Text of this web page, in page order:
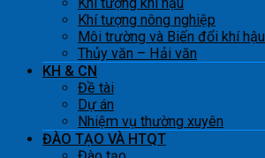
Khí tượng nông nghiệp
Môi trường và Biến đổi khí hậu
Thủy văn – Hải văn
KH & CN
Đề tài
Dự án
Nhiệm vụ thường xuyên
ĐÀO TẠO VÀ HTQT